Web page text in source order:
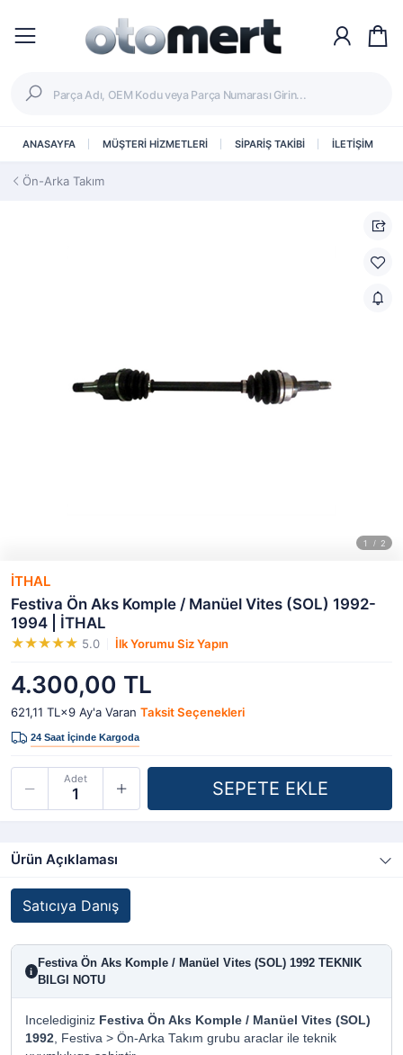
ANASAYFA MÜŞTERİ HİZMETLERİ SİPARİŞ TAKİBİ İLETİŞİM
Ön-Arka Takım
İTHAL
Festiva Ön Aks Komple / Manüel Vites (SOL) 1992-
1994 | İTHAL
5.0 İlk Yorumu Siz Yapın
4.300,00 TL
621,11 TL×9 Ay'a Varan Taksit Seçenekleri
Adet
Ürün Açıklaması
Satıcıya Danış
i
Festiva Ön Aks Komple / Manüel Vites (SOL) 1992 TEKNIK
BILGI NOTU
Incelediginiz Festiva Ön Aks Komple / Manüel Vites (SOL)
1992, Festiva > Ön-Arka Takım grubu araclar ile teknik